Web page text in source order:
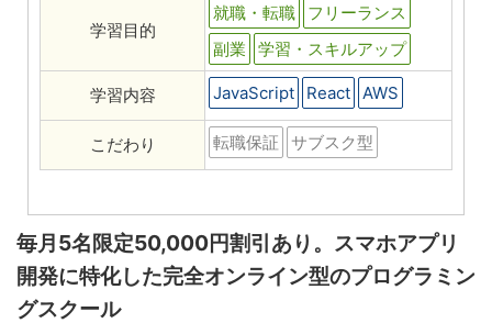
学習目的
就職・転職
フリーランス
副業
学習・スキルアップ
学習内容 JavaScript React AWS
こだわり 転職保証 サブスク型
毎月5名限定50,000円割引あり。スマホアプリ
開発に特化した完全オンライン型のプログラミン
グスクール